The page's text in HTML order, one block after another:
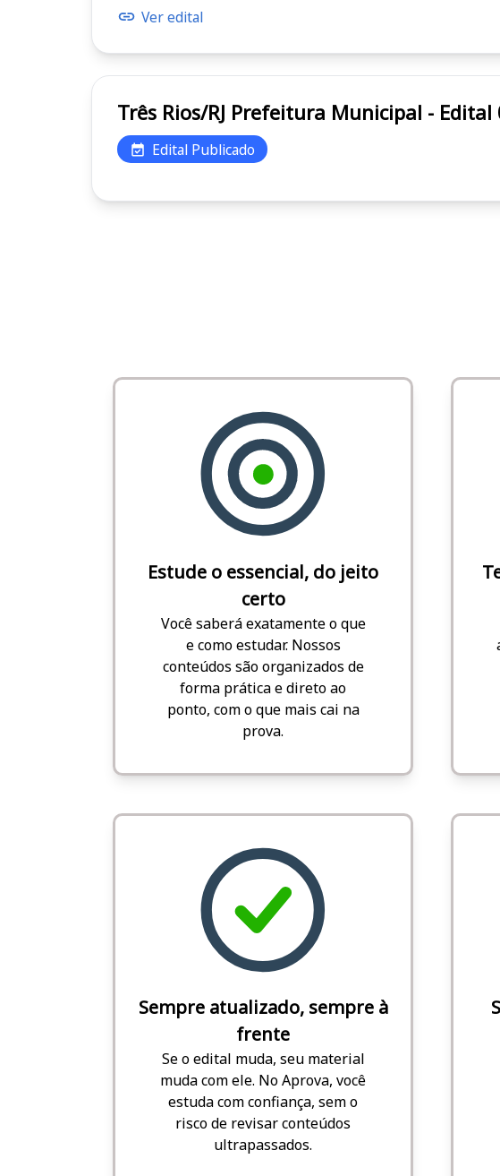
Ver edital
Três Rios/RJ Prefeitura Municipal -
Edital Publicado
Estude o essencial, do jeito
certo
Você saberá exatamente o que
e como estudar. Nossos
conteúdos são organizados de
forma prática e direto ao
ponto, com o que mais cai na
prova.
Sempre atualizado, sempre à
frente
Se o edital muda, seu material
muda com ele. No Aprova, você
estuda com confiança, sem o
risco de revisar conteúdos
ultrapassados.